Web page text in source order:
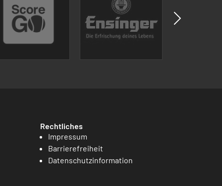
Rechtliches
Impressum
Barrierefreiheit
Datenschutzinformation